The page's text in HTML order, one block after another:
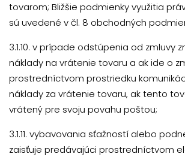
tovarom; Bližšie podmienky využitia
sú uvedené v čl. 8 obchodných
3.1.10. v prípade odstúpenia od zmluvy
náklady na vrátenie tovaru a ak ide o
prostredníctvom prostriedku
náklady za vrátenie tovaru, ak tento
vrátený pre svoju povahu poštou;
3.1.11. vybavovania sťažností alebo
zaisťuje predávajúci prostredníctvom